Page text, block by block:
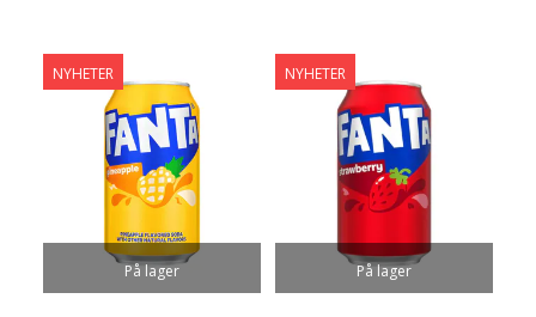
På lager
NYHETER
På lager
NYHETER